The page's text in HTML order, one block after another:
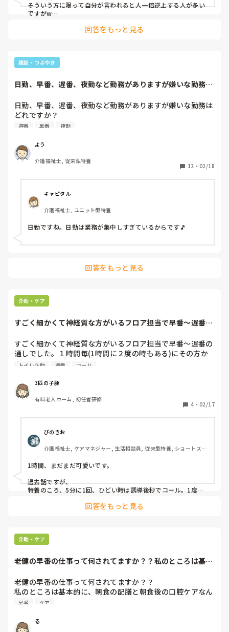
そういう方に限って自分が言われると人一倍逆上する人が多い
ですがw
回答をもっと見る
雑談・つぶやき
日勤、早番、遅番、夜勤など勤務がありますが嫌いな勤務は
日勤、早番、遅番、夜勤など勤務がありますが嫌いな勤務は
どれですか？
ちなみに私は遅番は嫌いです。笑
遅番 早番 夜勤
よう
介護福祉士, 従来型特養
12 ・ 02/18
キャピタル
介護福祉士, ユニット型特養
日勤ですね。日勤は業務が集中しすぎているからです🎵
回答をもっと見る
介助・ケア
すごく細かくて神経質な方がいるフロア担当で早番～遅番の
すごく細かくて神経質な方がいるフロア担当で早番～遅番の
通しでした。１時間毎(1時間に２度の時もある)にその方か
らトイレ介助のコールがあるのですが、ベッドに寝かす時の
り、トイレに立たせる位置もゴチヤゴチヤ言われ、車椅子の
座る位置が違うと言い続けてクッションが変わってることを
話しましたが自分が正しいと思っているので聞かず。かなり
ムッとするのをこらえました。言葉遣いや対応が悪いと施設
長に苦情を入れて家族に連絡。夜勤では決まった時間ちょう
どに薬を届けないとまたゴチヤゴチヤ言われるようです。当
然皆から嫌がられている入居者です。昨日は12時間その方か
らのコールが鳴る度に他のフロアに逃げたい気分でした。
皆さんの施設にも同じような方がいると思いますが、ずっと
トイレ介助 遅番 コール
3匹の子豚
有料老人ホーム, 初任者研修
4 ・ 02/17
ぴのきお
介護福祉士, ケアマネジャー, 生活相談員, 従来型特養, ショートステ
1時間、まだまだ可愛いです。
過去話ですが、
特養のころ、5分に1回、ひどい時は誘導後秒でコール。1度コ
ので覚えてます）無論排尿無しです。夜勤で。眠剤飲んでも耐
認知症も有りますが、変なところしっかりしてます。分系列で
日誌書きます。一度ノート開いていたので見ました。〜さん、
レに行ってます。自分でもトイレに行ったと書いてます。
服の着る順番、ギャッチの角度、水交換（冷水）、肩凝りの軟
膏（目がしみます）。
ショートで利用してた方なのでご家族さんの要望毎回来ます。
ある意味「凄いなあー」と感心してました。
回答をもっと見る
介助・ケア
老健の早番の仕事って何されてますか？？私のところは基本
老健の早番の仕事って何されてますか？？
私のところは基本的に、朝食の配膳と朝食後の口腔ケアなん
ですが、他の所が知らないので教えて頂きたいです🧐🧐
早番 ケア
る